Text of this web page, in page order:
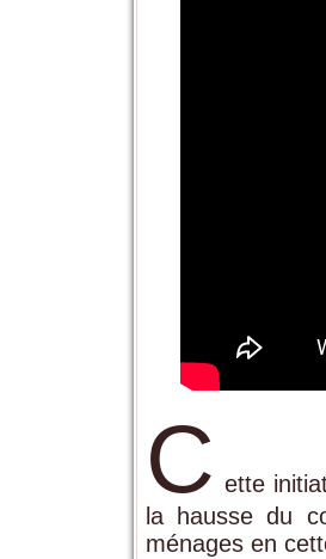
C ette
la hausse du
ménages en